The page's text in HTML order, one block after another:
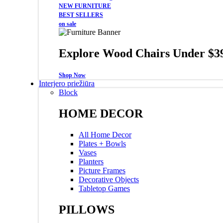
NEW FURNITURE
BEST SELLERS
on sale
Explore Wood Chairs Under
Shop Now
Interjero priežiūra
Block
HOME DECOR
All Home Decor
Plates + Bowls
Vases
Planters
Picture Frames
Decorative Objects
Tabletop Games
PILLOWS